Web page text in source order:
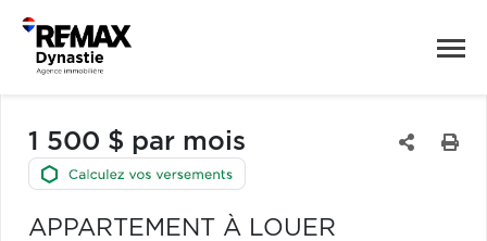
1 500 $ par mois
APPARTEMENT À LOUER